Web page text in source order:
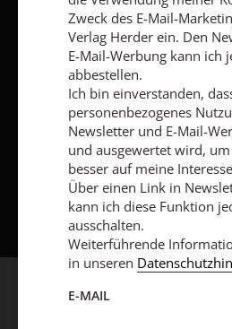
Nach
Zweck des E-Mail-
Verlag Herder ein. Den
E-Mail-Werbung kann ich
abbestellen.
Ich bin einverstanden,
personenbezogenes
Newsletter und E-Mail-
und ausgewertet wird,
besser auf meine
Über einen Link in
kann ich diese Funktion
ausschalten.
Weiterführende
in unseren
E-MAIL